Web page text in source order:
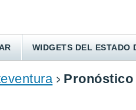
WIDGETS DEL ESTADO